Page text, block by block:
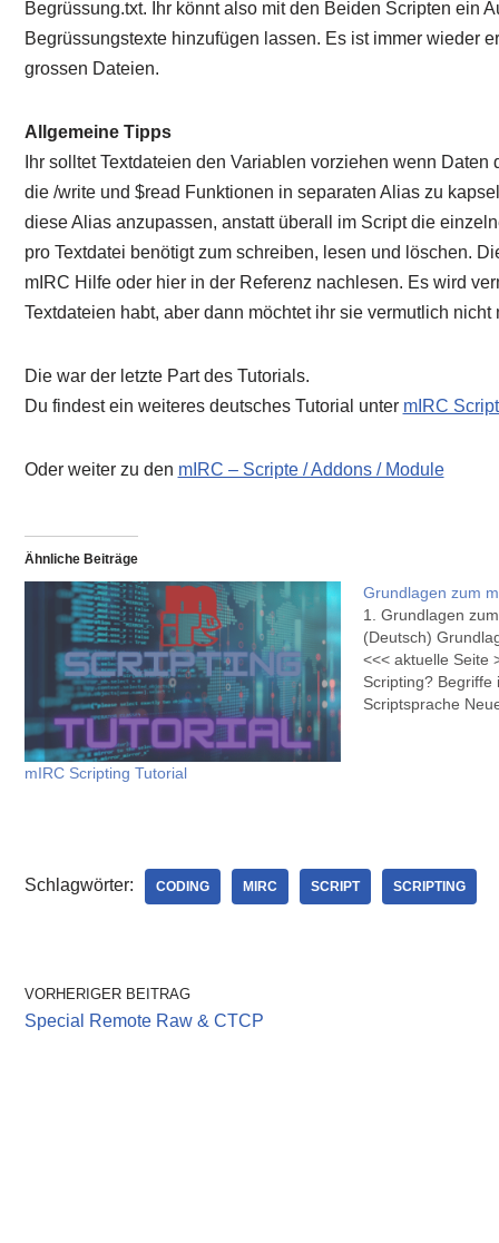
Begrüssung.txt. Ihr könnt also mit den Beiden Scripten ein
Begrüssungstexte hinzufügen lassen. Es ist immer wieder
grossen Dateien.
Allgemeine Tipps
Ihr solltet Textdateien den Variablen vorziehen wenn
die /write und $read Funktionen in separaten Alias zu
diese Alias anzupassen, anstatt überall im Script die
pro Textdatei benötigt zum schreiben, lesen und löschen.
mIRC Hilfe oder hier in der Referenz nachlesen. Es wird
Textdateien habt, aber dann möchtet ihr sie vermutlich nicht
Die war der letzte Part des Tutorials.
Du findest ein weiteres deutsches Tutorial unter mIRC
Oder weiter zu den mIRC – Scripte / Addons / Module
Ähnliche Beiträge
mIRC Scripting Tutorial
Grundlagen zum
1. Grundlagen
(Deutsch)
<<< aktuelle Seite
Scripting? Begriffe
Scriptsprache
Schlagwörter: CODING MIRC SCRIPT SCRIPTING
VORHERIGER BEITRAG
Special Remote Raw & CTCP